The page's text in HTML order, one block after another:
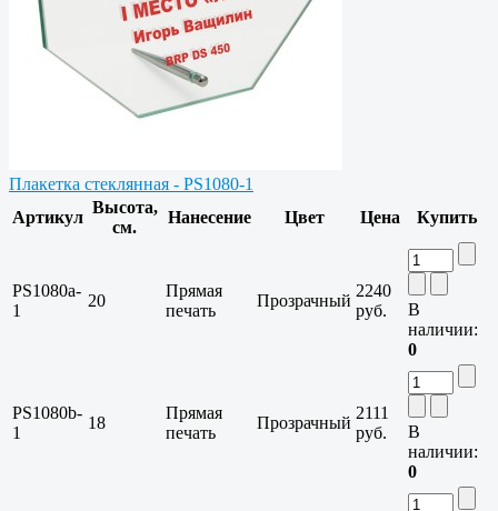
Плакетка стеклянная - PS1080-1
Артикул
Высота,
см.
Нанесение Цвет Цена Купить
PS1080a-
1
20
Прямая
печать
Прозрачный
2240
руб.
В
наличии:
0
PS1080b-
1
18
Прямая
печать
Прозрачный
2111
руб.
В
наличии:
0